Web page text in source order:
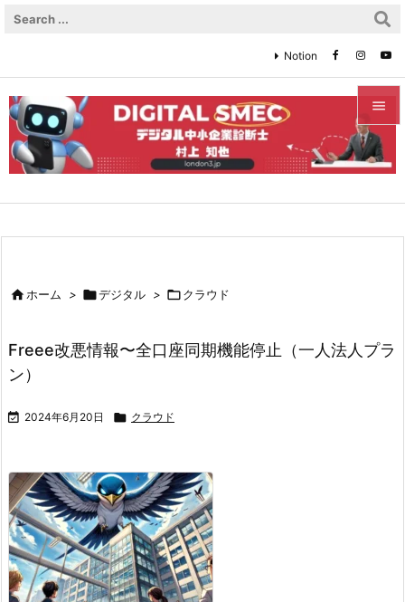


メニュ

検索
Notion
ホーム > デジタル > クラウド
Freee改悪情報〜全口座同期機能停止（一人法人プラ
ン）
 2024年6月20日  クラウド